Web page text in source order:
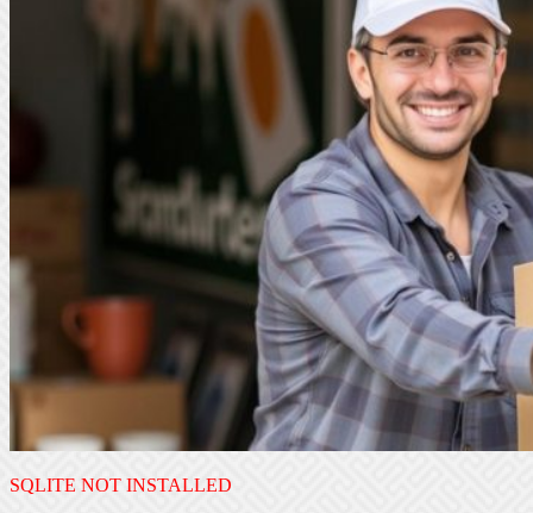
SQLITE NOT INSTALLED